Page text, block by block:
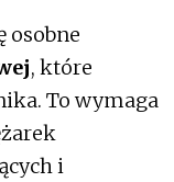
osobne
, które
To wymaga
i